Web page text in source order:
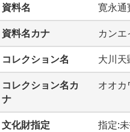
資料名
寛永通
資料名カナ
カン
コレクション名
大川
コレクション名カ
ナ
オオ
文化財指定
指定: